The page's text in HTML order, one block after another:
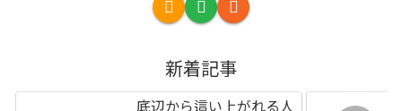
新着記事
底辺から這い上がれる人